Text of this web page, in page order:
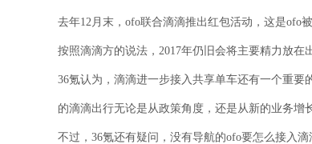
去年12月末，ofo联合滴滴推出红包活动，这是ofo
按照滴滴方的说法，2017年仍旧会将主要精力放
36氪认为，滴滴进一步接入共享单车还有一个重
的滴滴出行无论是从政策角度，还是从新的业务增
不过，36氪还有疑问，没有导航的ofo要怎么接入